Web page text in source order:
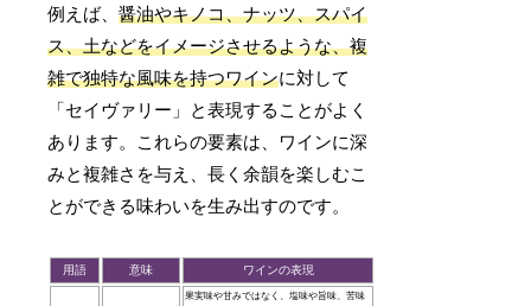
例えば、醤油やキノコ、ナッツ、スパイ
ス、土などをイメージさせるような、複
雑で独特な風味を持つワインに対して
「セイヴァリー」と表現することがよく
あります。これらの要素は、ワインに深
みと複雑さを与え、長く余韻を楽しむこ
とができる味わいを生み出すのです。
用語 意味 ワインの表現
果実味や甘みではなく、塩味や旨味、苦味